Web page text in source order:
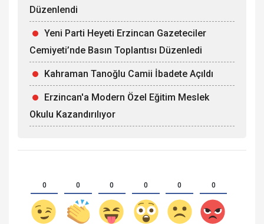
Düzenlendi
Yeni Parti Heyeti Erzincan Gazeteciler
Cemiyeti’nde Basın Toplantısı Düzenledi
Kahraman Tanoğlu Camii İbadete Açıldı
Erzincan'a Modern Özel Eğitim Meslek
Okulu Kazandırılıyor
0 0 0 0 0 0